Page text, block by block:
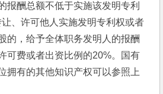
报酬总额不低于实施该发明专利
、许可他人实施发明专利权或者
的，给予全体职务发明人的报酬
可费或者出资比例的20%。国有
拥有的其他知识产权可以参照上